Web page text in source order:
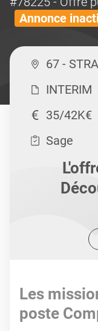
Annonce
67 -
INTERIM
35/42K€
Sage
Les
poste